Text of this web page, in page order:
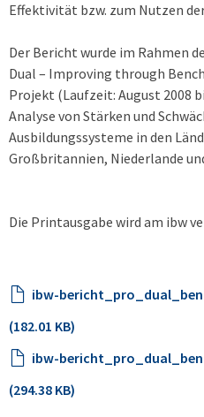
Effektivität bzw. zum Nutzen
Der Bericht wurde im Rahmen
Dual – Improving through
Projekt (Laufzeit: August 2008
Analyse von Stärken und
Ausbildungssysteme in den
Großbritannien, Niederlande
Die Printausgabe wird am ibw
ibw-
(182.01 KB)
ibw-
(294.38 KB)